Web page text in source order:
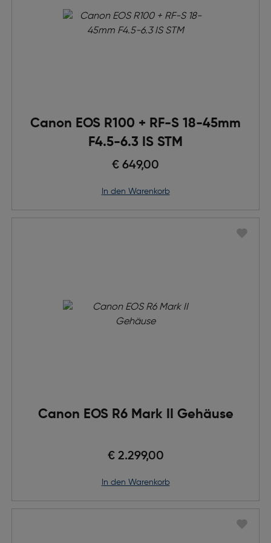
Canon EOS R100 + RF-S 18-45mm
F4.5-6.3 IS STM
€ 649,00
in den Warenkorb
Canon EOS R6 Mark II Gehäuse
€ 2.299,00
in den Warenkorb